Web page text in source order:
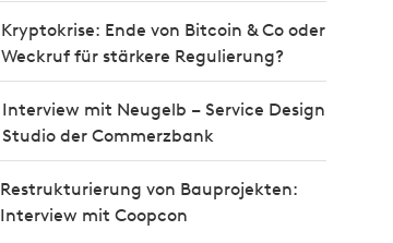
Kryptokrise: Ende von Bitcoin & Co oder
Weckruf für stärkere Regulierung?
Interview mit Neugelb – Service Design
Studio der Commerzbank
Restrukturierung von Bauprojekten:
Interview mit Coopcon